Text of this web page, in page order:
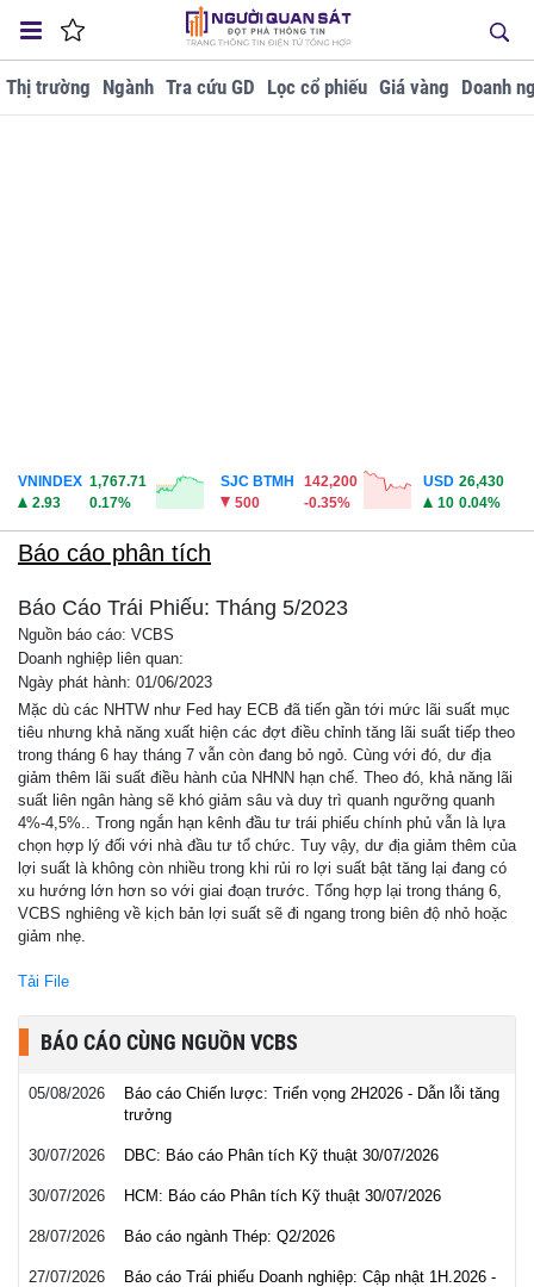
Thị trường Ngành Tra cứu GD Lọc cổ phiếu Giá vàng Doanh
VNINDEX 1,767.71
2.93
0.17%
SJC BTMH
142,200
500
-0.35%
USD 26,430
10 0.04%
Báo cáo phân tích
Báo Cáo Trái Phiếu: Tháng 5/2023
Nguồn báo cáo: VCBS
Doanh nghiệp liên quan:
Ngày phát hành: 01/06/2023
Mặc dù các NHTW như Fed hay ECB đã tiến gần tới mức lãi suất mục
tiêu nhưng khả năng xuất hiện các đợt điều chỉnh tăng lãi suất tiếp theo
trong tháng 6 hay tháng 7 vẫn còn đang bỏ ngỏ. Cùng với đó, dư địa
giảm thêm lãi suất điều hành của NHNN hạn chế. Theo đó, khả năng lãi
suất liên ngân hàng sẽ khó giảm sâu và duy trì quanh ngưỡng quanh
4%-4,5%.. Trong ngắn hạn kênh đầu tư trái phiếu chính phủ vẫn là lựa
chọn hợp lý đối với nhà đầu tư tổ chức. Tuy vậy, dư địa giảm thêm của
lợi suất là không còn nhiều trong khi rủi ro lợi suất bật tăng lại đang có
xu hướng lớn hơn so với giai đoạn trước. Tổng hợp lại trong tháng 6,
VCBS nghiêng về kịch bản lợi suất sẽ đi ngang trong biên độ nhỏ hoặc
giảm nhẹ.
Tải File
BÁO CÁO CÙNG NGUỒN VCBS
05/08/2026
Báo cáo Chiến lược: Triển vọng 2H2026 - Dẫn lỗi tăng
trưởng
30/07/2026 DBC: Báo cáo Phân tích Kỹ thuật 30/07/2026
30/07/2026 HCM: Báo cáo Phân tích Kỹ thuật 30/07/2026
28/07/2026 Báo cáo ngành Thép: Q2/2026
27/07/2026
Báo cáo Trái phiếu Doanh nghiệp: Cập nhật 1H.2026 -